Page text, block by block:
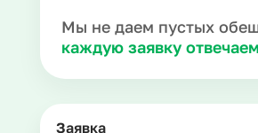
Мы не даем пустых
каждую заявку
Заявка